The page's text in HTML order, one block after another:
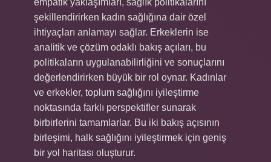
empatik yaklaşımları, sağlık politikalarını
şekillendirirken kadın sağlığına dair özel
ihtiyaçları anlamayı sağlar. Erkeklerin ise
analitik ve çözüm odaklı bakış açıları, bu
politikaların uygulanabilirliğini ve sonuçlarını
değerlendirirken büyük bir rol oynar. Kadınlar
ve erkekler, toplum sağlığını iyileştirme
noktasında farklı perspektifler sunarak
birbirlerini tamamlarlar. Bu iki bakış açısının
birleşimi, halk sağlığını iyileştirmek için geniş
bir yol haritası oluşturur.